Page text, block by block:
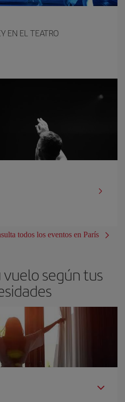
EN EL TEATRO
todos los eventos en París
según tus